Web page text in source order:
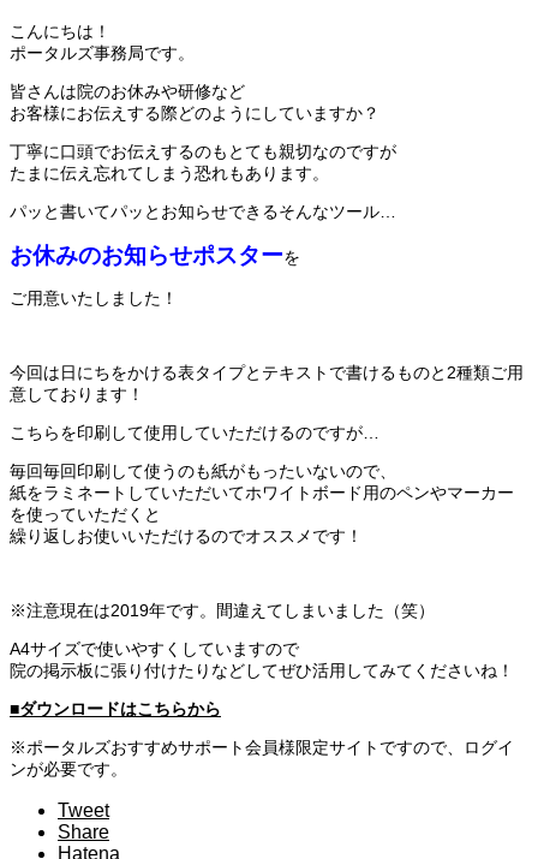
こんにちは！
ポータルズ事務局です。
皆さんは院のお休みや研修など
お客様にお伝えする際どのようにしていますか？
丁寧に口頭でお伝えするのもとても親切なのですが
たまに伝え忘れてしまう恐れもあります。
パッと書いてパッとお知らせできるそんなツール…
お休みのお知らせポスターを
ご用意いたしました！
今回は日にちをかける表タイプとテキストで書けるものと2種類ご用
意しております！
こちらを印刷して使用していただけるのですが…
毎回毎回印刷して使うのも紙がもったいないので、
紙をラミネートしていただいてホワイトボード用のペンやマーカー
を使っていただくと
繰り返しお使いいただけるのでオススメです！
※注意現在は2019年です。間違えてしまいました（笑）
A4サイズで使いやすくしていますので
院の掲示板に張り付けたりなどしてぜひ活用してみてくださいね！
■ダウンロードはこちらから
※ポータルズおすすめサポート会員様限定サイトですので、ログイ
ンが必要です。
Tweet
Share
Hatena